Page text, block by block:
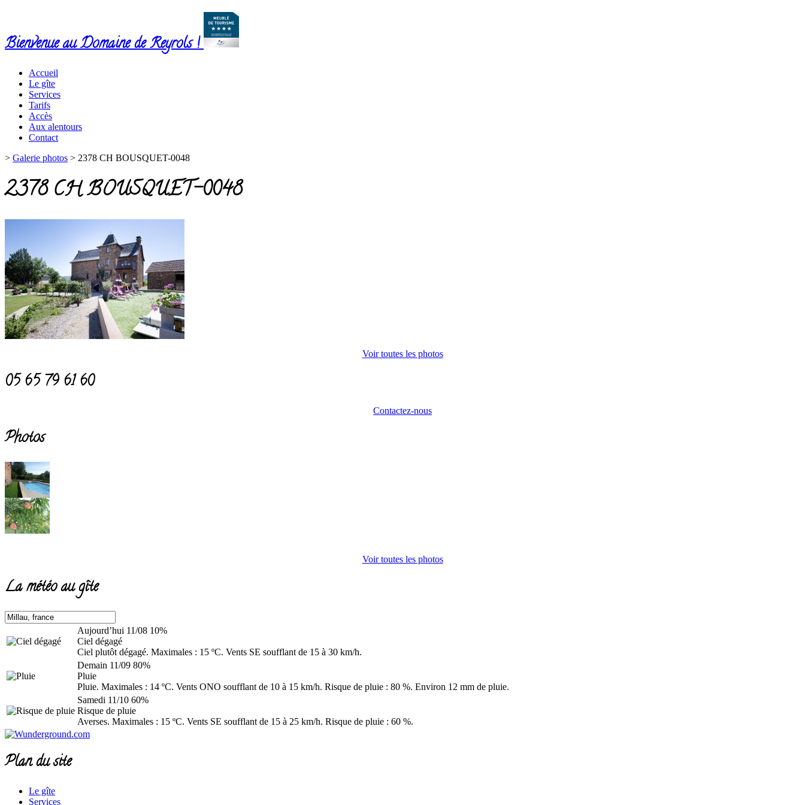
Bienvenue au Domaine de Reyrols !
Accueil
Le gîte
Services
Tarifs
Accès
Aux alentours
Contact
> Galerie photos > 2378 CH BOUSQUET-0048
2378 CH BOUSQUET-0048
Voir toutes les photos
05 65 79 61 60
Contactez-nous
Photos
Voir toutes les photos
La météo au gîte
Aujourd’hui 11/08 10%
Ciel dégagé
Ciel plutôt dégagé. Maximales : 15 ºC. Vents SE soufflant de 15 à 30 km/h.
Demain 11/09 80%
Pluie
Pluie. Maximales : 14 ºC. Vents ONO soufflant de 10 à 15 km/h. Risque de pluie : 80 %. Environ 12 mm de pluie.
Samedi 11/10 60%
Risque de pluie
Averses. Maximales : 15 ºC. Vents SE soufflant de 15 à 25 km/h. Risque de pluie : 60 %.
Plan du site
Le gîte
Services